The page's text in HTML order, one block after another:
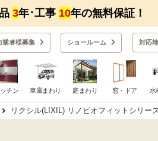
3年･工事 10年の無料保証！
業者様募集 ショールーム 対応
チン 車庫まわり 庭まわり 窓・ドア 水
リクシル(LIXIL) リノビオフィットシリー